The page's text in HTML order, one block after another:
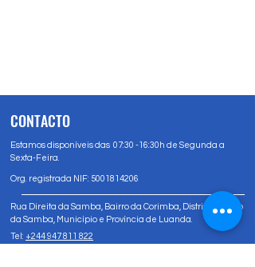
CONTACTO
Estamos disponíveis das 07:30 -16:30h de Segunda a
Sexta-Feira.
Org. registrada NIF: 5001814206
Rua Direita da Samba, Bairro da Corimba, Distrito Urbano
da Samba, Município e Província de Luanda.
Tel: +244 947 811 822